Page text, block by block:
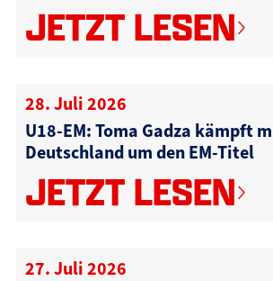
JETZT LESEN
28. Juli 2026
U18-EM: Toma Gadza kämpft
Deutschland um den EM-Titel
JETZT LESEN
27. Juli 2026